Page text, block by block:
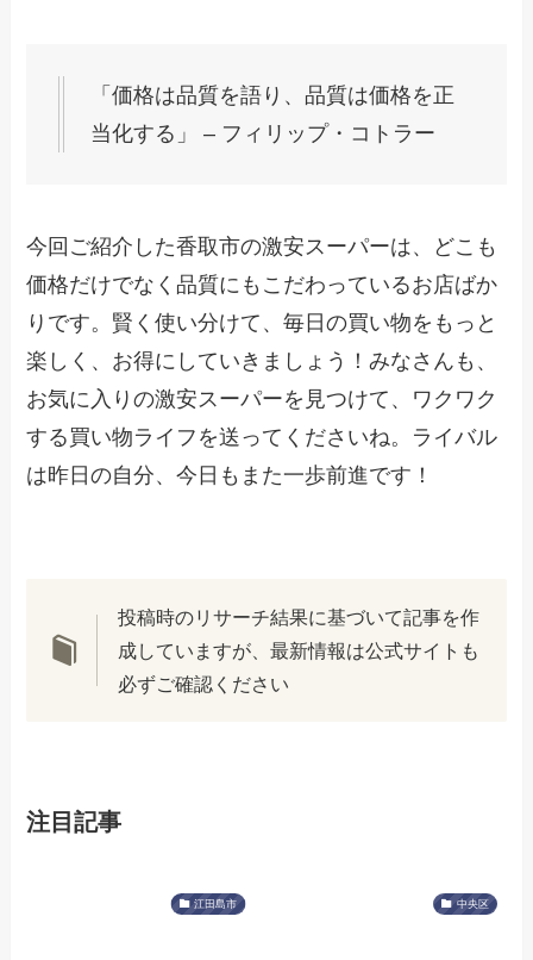
「価格は品質を語り、品質は価格を正
当化する」 – フィリップ・コトラー
今回ご紹介した香取市の激安スーパーは、どこも
価格だけでなく品質にもこだわっているお店ばか
りです。賢く使い分けて、毎日の買い物をもっと
楽しく、お得にしていきましょう！みなさんも、
お気に入りの激安スーパーを見つけて、ワクワク
する買い物ライフを送ってくださいね。ライバル
は昨日の自分、今日もまた一歩前進です！
投稿時のリサーチ結果に基づいて記事を作
成していますが、最新情報は公式サイトも
必ずご確認ください
注目記事
江田島市 中央区